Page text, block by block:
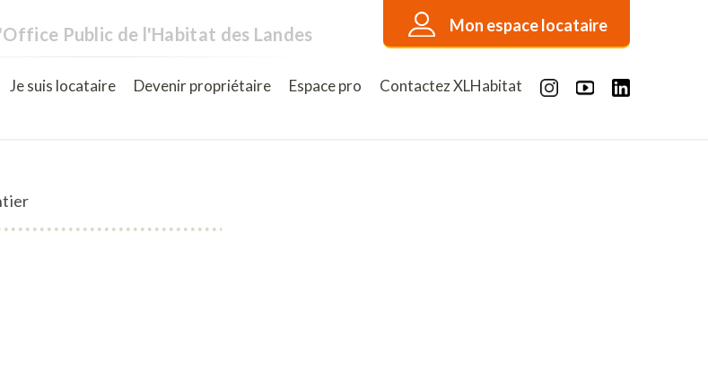
Public de l'Habitat des Landes Mon espace locataire
Je suis locataire Devenir propriétaire Espace pro Contactez XLHabitat